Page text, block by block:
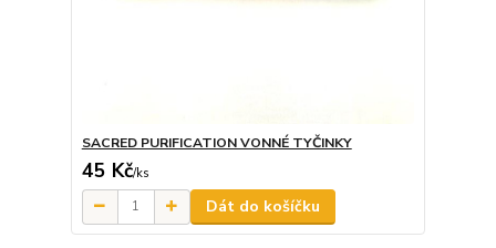
SACRED PURIFICATION VONNÉ TYČINKY
45 Kč/ks
Dát do košíčku